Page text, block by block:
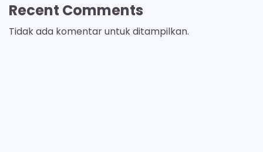
Recent Comments
Tidak ada komentar untuk ditampilkan.